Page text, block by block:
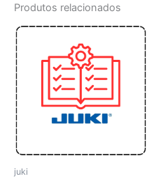
Produtos relacionados
juki